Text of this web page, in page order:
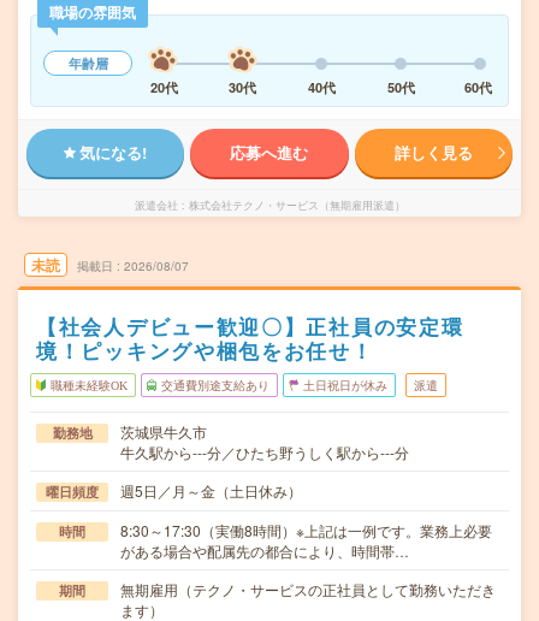
職場の雰囲気
年齢層
20代
30代 40代 50代 60代
気になる! 応募へ進む 詳しく見る
派遣会社 株式会社テクノ・サービス（無期雇用派遣）
未読 掲載日 2026/08/07
【社会人デビュー歓迎〇】正社員の安定環
境！ピッキングや梱包をお任せ！
職種未経験OK 交通費別途支給あり 土日祝日が休み 派遣
勤務地
茨城県牛久市
牛久駅から---分／ひたち野うしく駅から---分
曜日頻度 週5日／月～金（土日休み）
時間
8:30～17:30（実働8時間）※上記は一例です。業務上必要
がある場合や配属先の都合により、時間帯…
期間
無期雇用（テクノ・サービスの正社員として勤務いただき
ます）